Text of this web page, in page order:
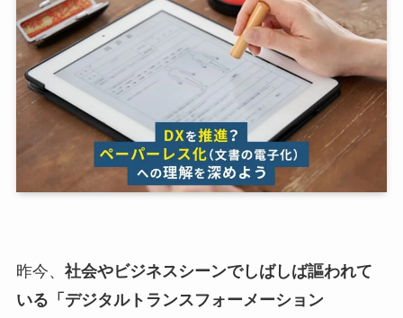
昨今、 社会やビジネスシーンでしばしば謳われて
いる「デジタルトランスフォーメーション